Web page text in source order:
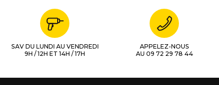
SAV DU LUNDI AU VENDREDI
9H / 12H ET 14H / 17H
APPELEZ-NOUS
AU 09 72 29 78 44